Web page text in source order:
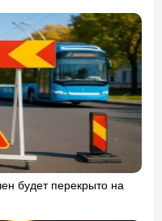
будет перекрыто на